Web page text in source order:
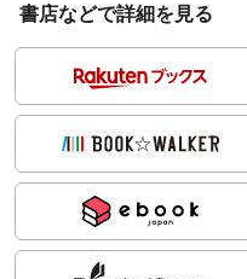
書店などで詳細を見る